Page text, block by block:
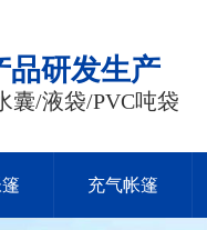
品研发生产
囊/液袋/PVC吨袋
充气帐篷